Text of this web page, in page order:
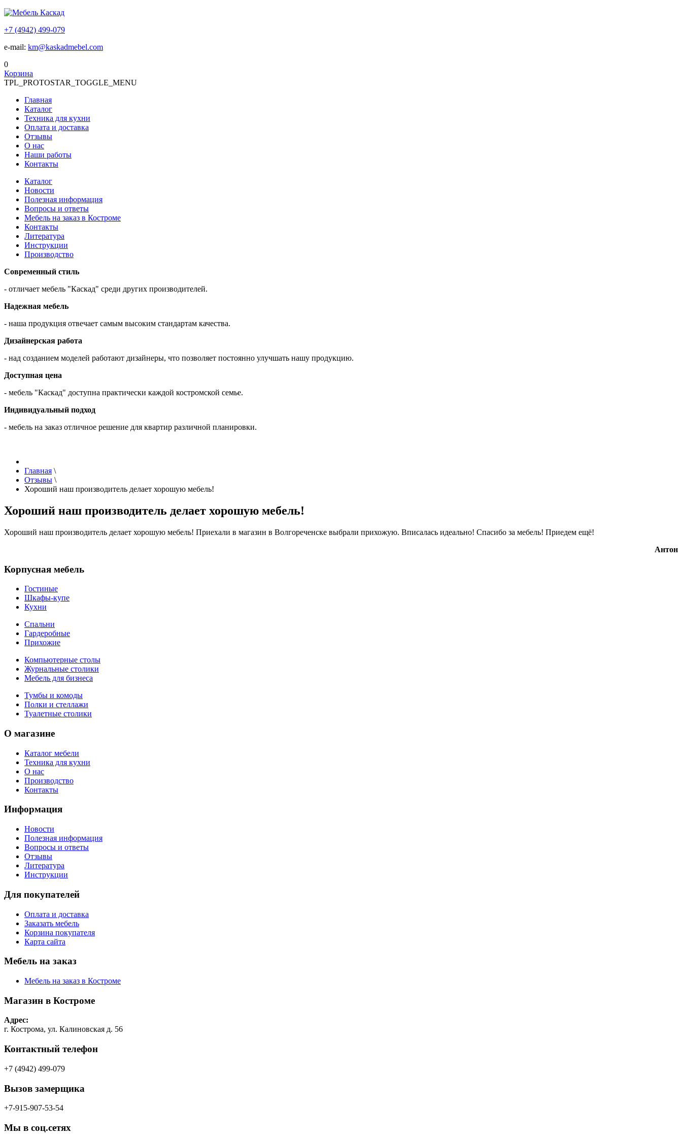
+7 (4942) 499-079
e-mail: km@kaskadmebel.com
0
Корзина
TPL_PROTOSTAR_TOGGLE_MENU
Главная
Каталог
Техника для кухни
Оплата и доставка
Отзывы
О нас
Наши работы
Контакты
Каталог
Новости
Полезная информация
Вопросы и ответы
Мебель на заказ в Костроме
Контакты
Литература
Инструкции
Производство
Современный стиль
- отличает мебель "Каскад" среди других производителей.
Надежная мебель
- наша продукция отвечает самым высоким стандартам качества.
Дизайнерская работа
- над созданием моделей работают дизайнеры, что позволяет постоянно улучшать нашу продукцию.
Доступная цена
- мебель "Каскад" доступна практически каждой костромской семье.
Индивидуальный подход
- мебель на заказ отличное решение для квартир различной планировки.
Главная \
Отзывы \
Хороший наш производитель делает хорошую мебель!
Хороший наш производитель делает хорошую мебель!
Хороший наш производитель делает хорошую мебель! Приехали в магазин в Волгореченске выбрали прихожую. Вписалась идеально! Спасибо за мебель! Приедем ещё!
Антон
Корпусная мебель
Гостиные
Шкафы-купе
Кухни
Спальни
Гардеробные
Прихожие
Компьютерные столы
Журнальные столики
Мебель для бизнеса
Тумбы и комоды
Полки и стеллажи
Туалетные столики
О магазине
Каталог мебели
Техника для кухни
О нас
Производство
Контакты
Информация
Новости
Полезная информация
Вопросы и ответы
Отзывы
Литература
Инструкции
Для покупателей
Оплата и доставка
Заказать мебель
Корзина покупателя
Карта сайта
Мебель на заказ
Мебель на заказ в Костроме
Магазин в Костроме
Адрес:
г. Кострома, ул. Калиновская д. 56
Контактный телефон
+7 (4942) 499-079
Вызов замерщика
+7-915-907-53-54
Мы в соц.сетях